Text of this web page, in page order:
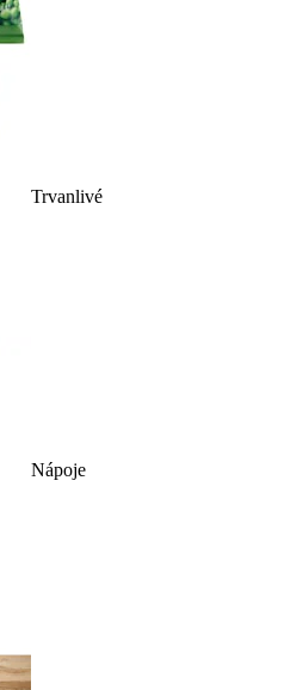
Trvanlivé
Nápoje